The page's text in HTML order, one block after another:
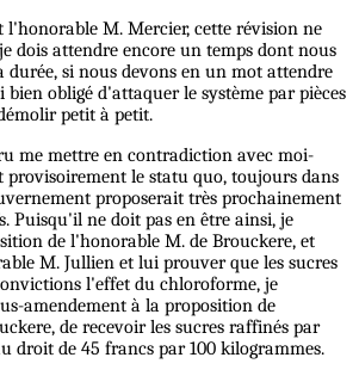
l'honorable M. Mercier, cette révision ne
dois attendre encore un temps dont nous
durée, si nous devons en un mot attendre
bien obligé d'attaquer le système par pièces
petit à petit.
me mettre en contradiction avec moi-
provisoirement le statu quo, toujours dans
proposerait très prochainement
Puisqu'il ne doit pas en être ainsi, je
de l'honorable M. de Brouckere, et
M. Jullien et lui prouver que les sucres
l'effet du chloroforme, je
amendement à la proposition de
de recevoir les sucres raffinés par
droit de 45 francs par 100 kilogrammes.